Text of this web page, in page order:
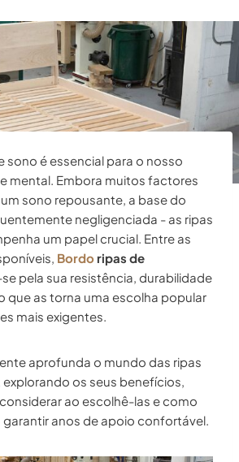
sono é essencial para o nosso
mental. Embora muitos factores
sono repousante, a base do
negligenciada - as ripas
um papel crucial. Entre as
Bordo ripas de
pela sua resistência, durabilidade
que as torna uma escolha popular
mais exigentes.
aprofunda o mundo das ripas
os seus benefícios,
ao escolhê-las e como
garantir anos de apoio confortável.